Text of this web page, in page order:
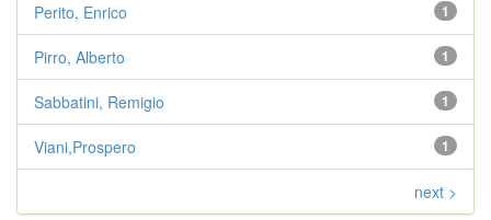
1
Perito, Enrico
1
Pirro, Alberto
1
Sabbatini, Remigio
1
Viani,Prospero
next >